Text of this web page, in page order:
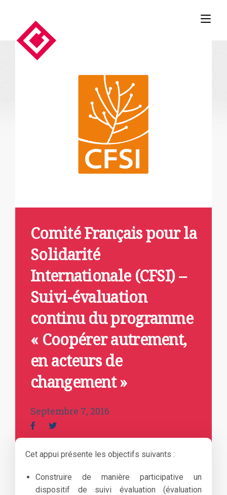
Comité Français pour la
Solidarité
Internationale (CFSI) –
Suivi-évaluation
continu du programme
« Coopérer autrement,
en acteurs de
changement »
Septembre 7, 2016
Cet appui présente les objectifs suivants :
Construire de manière participative un
dispositif de suivi évaluation (évaluation